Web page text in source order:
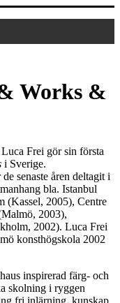
Works &
Frei gör sin första
i Sverige.
senaste åren deltagit i
bla. Istanbul
(Kassel, 2005), Centre
2003),
2002). Luca Frei
konsthögskola 2002
inspirerad färg- och
skolning i ryggen